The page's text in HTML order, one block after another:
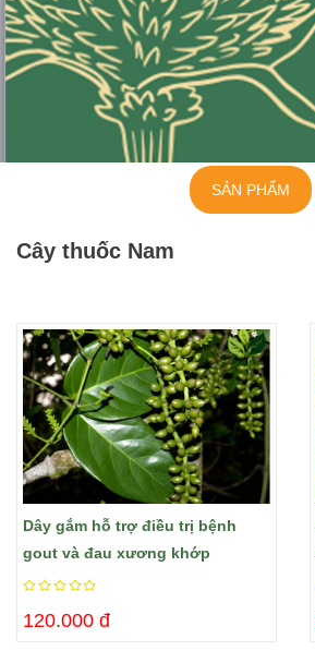
SẢN PHẨM
Cây thuốc Nam
​Dây gắm hỗ trợ điều trị bệnh
gout và đau xương khớp
120.000 đ